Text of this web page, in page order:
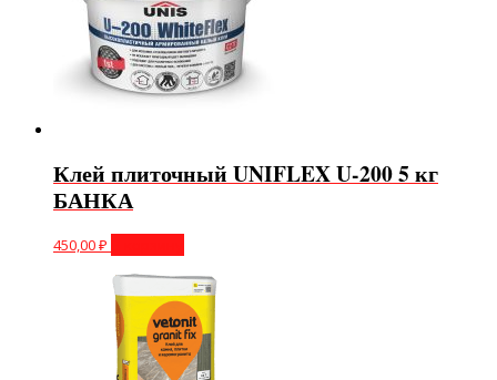
Клей плиточный UNIFLEX U-200 5 кг
БАНКА
450,00₽